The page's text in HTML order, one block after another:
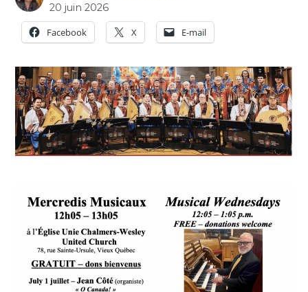
20 juin 2026
Facebook
X E-mail